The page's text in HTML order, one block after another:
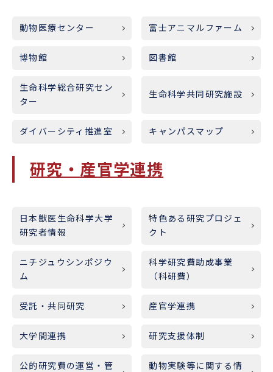
動物医療センター 富士アニマルファーム
博物館 図書館
生命科学総合研究セン
ター
生命科学共同研究施設
ダイバーシティ推進室 キャンパスマップ
研究・産官学連携
日本獣医生命科学大学
研究者情報
特色ある研究プロジェ
クト
ニチジュウシンポジウ
ム
科学研究費助成事業
（科研費）
受託・共同研究 産官学連携
大学間連携 研究支援体制
公的研究費の運営・管
動物実験等に関する情